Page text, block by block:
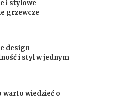
i stylowe
grzewcze
design –
i styl w jednym
warto wiedzieć o